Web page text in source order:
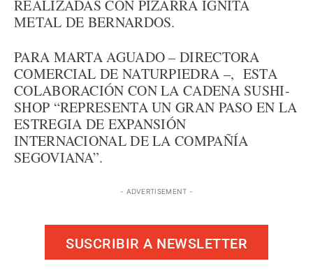
REALIZADAS CON PIZARRA IGNITA
METAL DE BERNARDOS.
PARA MARTA AGUADO – DIRECTORA
COMERCIAL DE NATURPIEDRA –, ESTA
COLABORACIÓN CON LA CADENA SUSHI-
SHOP “REPRESENTA UN GRAN PASO EN LA
ESTREGIA DE EXPANSIÓN
INTERNACIONAL DE LA COMPAÑÍA
SEGOVIANA”.
- ADVERTISEMENT -
SUSCRIBIR A NEWSLETTER